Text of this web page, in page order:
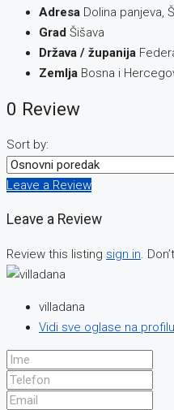
Adresa Dolina panjeva,
Grad Šišava
Država / županija
Zemlja Bosna i
0 Review
Sort by:
Leave a Review
Leave a Review
Review this listing sign in.
villadana
Vidi sve oglase na profilu